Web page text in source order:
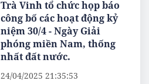
Trà Vinh tổ chức họp báo
công bố các hoạt động kỷ
niệm 30/4 - Ngày Giải
phóng miền Nam, thống
nhất đất nước.
24/04/2025 21:35:53